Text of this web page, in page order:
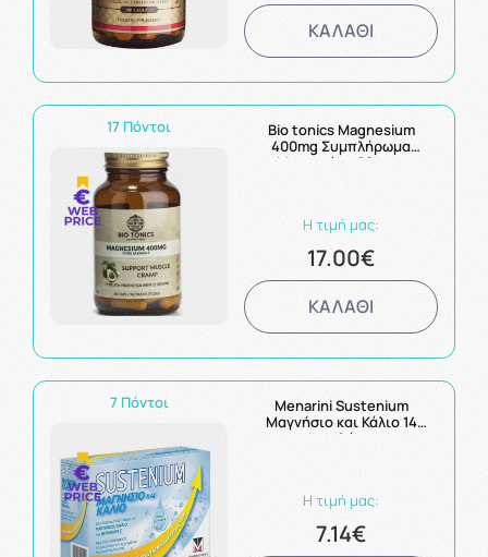
ΚΑΛΑΘΙ
17 Πόντοι
Bio tonics Magnesium
400mg Συμπλήρωμα
Μαγνησίου 60caps
Η τιμή μας:
17.00€
ΚΑΛΑΘΙ
7 Πόντοι
Menarini Sustenium
Μαγνήσιο και Κάλιο 14
φακελάκια
Η τιμή μας:
7.14€